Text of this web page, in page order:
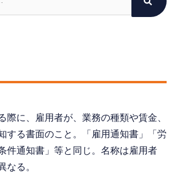
際に、雇用者が、業務の種類や賃金、
する書面のこと。「雇用通知書」「労
件通知書」等と同じ。名称は雇用者
なる。